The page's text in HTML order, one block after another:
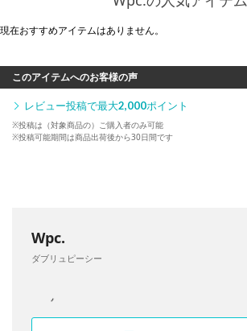
現在おすすめアイテムはありません。
このアイテムへのお客様の声
レビュー投稿で最大2,000ポイント
※投稿は（対象商品の）ご購入者のみ可能
※投稿可能期間は商品出荷後から30日間です
Wpc.
ダブリュピーシー